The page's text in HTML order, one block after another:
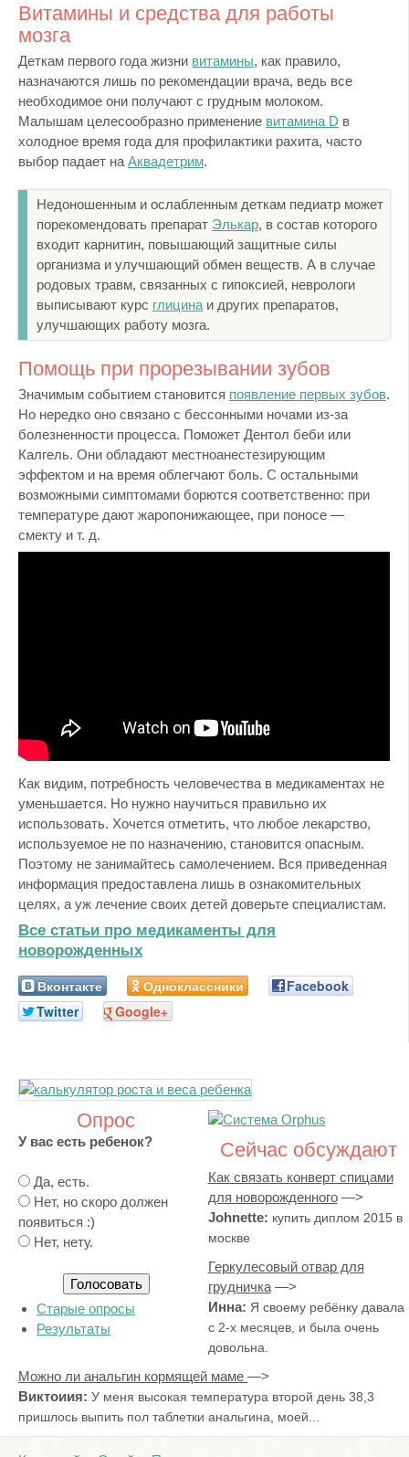
Витамины и средства для работы
мозга
Деткам первого года жизни витамины, как правило,
назначаются лишь по рекомендации врача, ведь все
необходимое они получают с грудным молоком.
Малышам целесообразно применение витамина D в
холодное время года для профилактики рахита, часто
выбор падает на Аквадетрим.
Недоношенным и ослабленным деткам педиатр может
порекомендовать препарат Элькар, в состав которого
входит карнитин, повышающий защитные силы
организма и улучшающий обмен веществ. А в случае
родовых травм, связанных с гипоксией, неврологи
выписывают курс глицина и других препаратов,
улучшающих работу мозга.
Помощь при прорезывании зубов
Значимым событием становится появление первых зубов.
Но нередко оно связано с бессонными ночами из-за
болезненности процесса. Поможет Дентол беби или
Калгель. Они обладают местноанестезирующим
эффектом и на время облегчают боль. С остальными
возможными симптомами борются соответственно: при
температуре дают жаропонижающее, при поносе —
смекту и т. д.
Как видим, потребность человечества в медикаментах не
уменьшается. Но нужно научиться правильно их
использовать. Хочется отметить, что любое лекарство,
используемое не по назначению, становится опасным.
Поэтому не занимайтесь самолечением. Вся приведенная
информация предоставлена лишь в ознакомительных
целях, а уж лечение своих детей доверьте специалистам.
Все статьи про медикаменты для
новорожденных
Вконтакте Одноклассники
Facebook
Twitter
Google+
Опрос
У вас есть ребенок?
В
а
р
и
Да, есть.
Нет, но скоро должен
появиться :)
Нет, нету.
Старые опросы
Результаты
Сейчас обсуждают
Как связать конверт спицами
для новорожденного
Johnette: купить диплом 2015 в
москве
Геркулесовый отвар для
грудничка
Инна: Я своему ребёнку давала
с 2-х месяцев, и была очень
довольна.
Можно ли анальгин кормящей маме
Виктоиия: У меня высокая температура второй день 38,3
пришлось выпить пол таблетки анальгина, моей...